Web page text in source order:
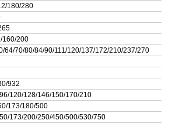
180/280
160/200
64/70/80/84/90/111/120/137/172/210/237/270
932
120/128/146/150/170/210
173/180/500
173/200/250/450/500/530/750